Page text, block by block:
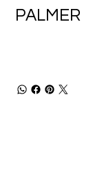
PALMER